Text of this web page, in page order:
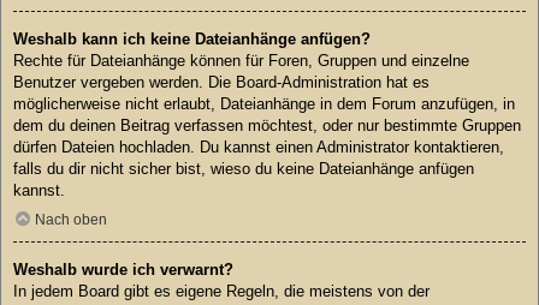
Weshalb kann ich keine Dateianhänge anfügen?
Rechte für Dateianhänge können für Foren, Gruppen und einzelne
Benutzer vergeben werden. Die Board-Administration hat es
möglicherweise nicht erlaubt, Dateianhänge in dem Forum anzufügen, in
dem du deinen Beitrag verfassen möchtest, oder nur bestimmte Gruppen
dürfen Dateien hochladen. Du kannst einen Administrator kontaktieren,
falls du dir nicht sicher bist, wieso du keine Dateianhänge anfügen
kannst.
Nach oben
Weshalb wurde ich verwarnt?
In jedem Board gibt es eigene Regeln, die meistens von der